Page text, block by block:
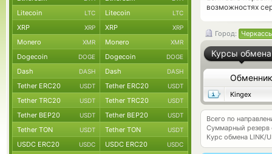
возможностях
Город:
Курсы обмена
Обменник
Kingex
Всего по
Суммарный резерв
Курс обмена LINK/
Litecoin LTC Litecoin LTC
XRP XRP XRP XRP
Monero XMR Monero XMR
Dogecoin DOGE Dogecoin DOGE
Dash DASH Dash DASH
Tether ERC20 USDT Tether ERC20 USDT
Tether TRC20 USDT Tether TRC20 USDT
Tether BEP20 USDT Tether BEP20 USDT
Tether TON USDT Tether TON USDT
USDC ERC20 USDC USDC ERC20 USDC